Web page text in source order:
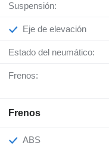
Suspensión:
Eje de elevación
Estado del neumático:
Frenos:
Frenos
ABS